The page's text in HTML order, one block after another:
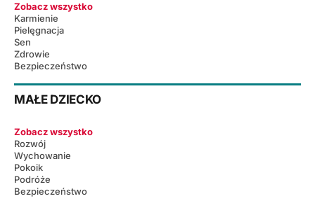
Zobacz wszystko
Karmienie
Pielęgnacja
Sen
Zdrowie
Bezpieczeństwo
MAŁE DZIECKO
Zobacz wszystko
Rozwój
Wychowanie
Pokoik
Podróże
Bezpieczeństwo